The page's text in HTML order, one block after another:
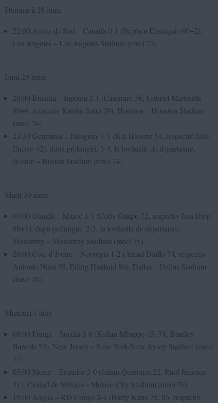
Duminică 28 iunie
22:00 Africa de Sud – Canada 0-1 (Stephen Eustaquio 90+2),
Los Angeles – Los Angeles Stadium (meci 73)
Luni 29 iunie
20:00 Brazilia – Japonia 2-1 (Casemiro 56, Gabriel Martinelli
90+6, respectiv Kaishu Sano 29), Houston – Houston Stadium
(meci 76)
23:30 Germania – Paraguay 1-1 (Kai Havertz 54, respectiv Julio
Enciso 42), după prelungiri; 3-4, la loviturile de departajare,
Boston – Boston Stadium (meci 74)
Marți 30 iunie
04:00 Olanda – Maroc 1-1 (Cody Gakpo 72, respectiv Issa Diop
90+1), după prelungiri; 2-3, la loviturile de departajare,
Monterrey – Monterrey Stadium (meci 75)
20:00 Cote d’Ivoire – Norvegia 1-2 (Amad Diallo 74, respectiv
Antonio Nusa 39, Erling Haaland 86), Dallas – Dallas Stadium
(meci 78)
Miercuri 1 iulie
00:00 Franța – Suedia 3-0 (Kylian Mbappe 45, 74, Bradley
Barcola 53), New Jersey – New York/New Jersey Stadium (meci
77)
05:00 Mexic – Ecuador 2-0 (Julian Quinones 22, Raul Jimenez
31), Ciudad de Mexico – Mexico City Stadium (meci 79)
19:00 Anglia – RD Congo 2-1 (Harry Kane 75, 86, respectiv